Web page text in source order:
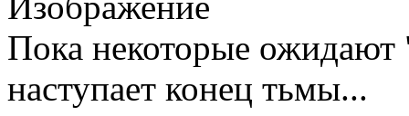
Пока некоторые ожидают
наступает конец тьмы...